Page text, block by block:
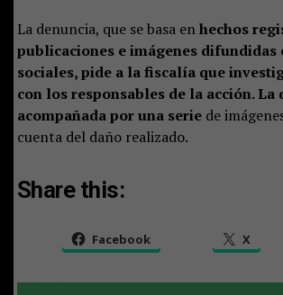
La denuncia, que se basa enhechos
publicaciones e imágenes difundidas
sociales, pide a la fiscalía que
con los responsables de la acción. La
acompañada por una seriede
cuenta del daño realizado.
Share this:
Facebook X